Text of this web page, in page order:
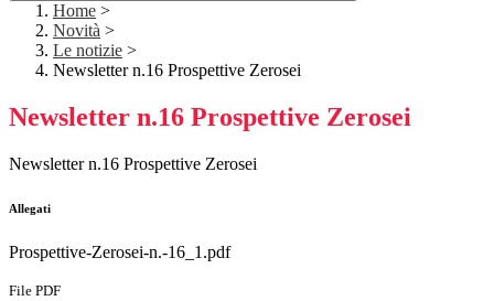
Home >
Novità >
Le notizie >
Newsletter n.16 Prospettive Zerosei
Newsletter n.16 Prospettive Zerosei
Newsletter n.16 Prospettive Zerosei
Allegati
Prospettive-Zerosei-n.-16_1.pdf
File PDF